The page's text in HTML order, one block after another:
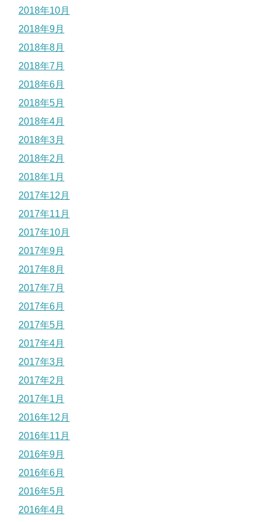
2018年10月
2018年9月
2018年8月
2018年7月
2018年6月
2018年5月
2018年4月
2018年3月
2018年2月
2018年1月
2017年12月
2017年11月
2017年10月
2017年9月
2017年8月
2017年7月
2017年6月
2017年5月
2017年4月
2017年3月
2017年2月
2017年1月
2016年12月
2016年11月
2016年9月
2016年6月
2016年5月
2016年4月